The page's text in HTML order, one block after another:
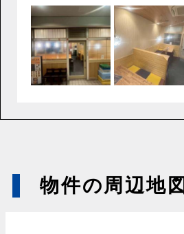
物件の周辺地図